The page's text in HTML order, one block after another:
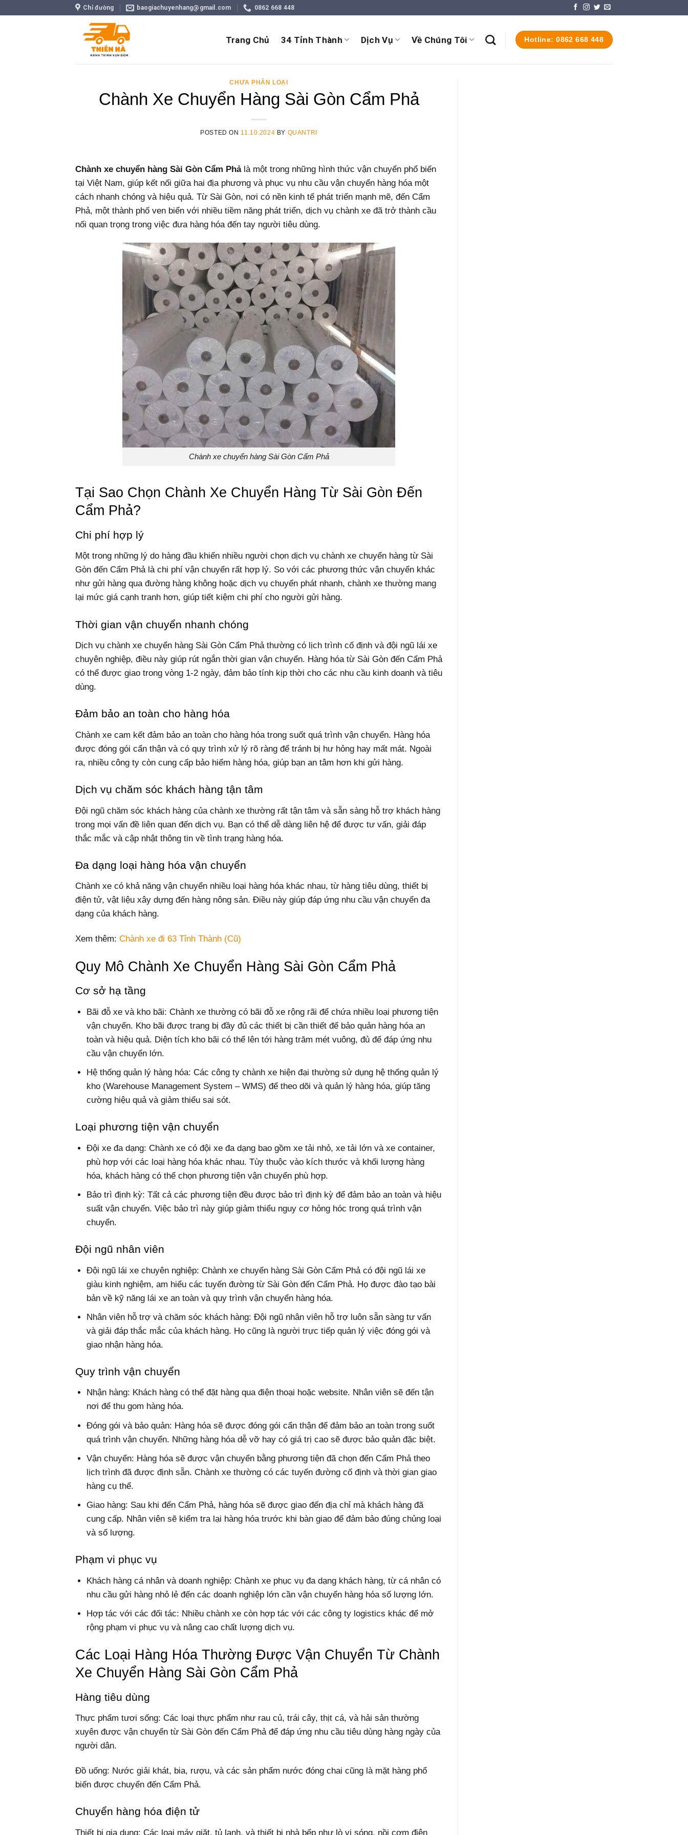
Chỉ đường baogiachuyenhang@gmail.com 0862 668 448
Trang Chủ 34 Tỉnh Thành Dịch Vụ Về Chúng Tôi Hotline: 0862 668 448
CHƯA PHÂN LOẠI
Chành Xe Chuyển Hàng Sài Gòn Cẩm Phả
POSTED ON 11.10.2024 BY QUANTRI
Chành xe chuyển hàng Sài Gòn Cẩm Phảlà một trong những hình thức vận chuyển phổ biến
tại Việt Nam, giúp kết nối giữa hai địa phương và phục vụ nhu cầu vận chuyển hàng hóa một
cách nhanh chóng và hiệu quả. Từ Sài Gòn, nơi có nền kinh tế phát triển mạnh mẽ, đến Cẩm
Phả, một thành phố ven biển với nhiều tiềm năng phát triển, dịch vụ chành xe đã trở thành cầu
nối quan trọng trong việc đưa hàng hóa đến tay người tiêu dùng.
Chành xe chuyển hàng Sài Gòn Cẩm Phả
Tại Sao Chọn Chành Xe Chuyển Hàng Từ Sài Gòn Đến
Cẩm Phả?
Chi phí hợp lý
Một trong những lý do hàng đầu khiến nhiều người chọn dịch vụ chành xe chuyển hàng từ Sài
Gòn đến Cẩm Phả là chi phí vận chuyển rất hợp lý. So với các phương thức vận chuyển khác
như gửi hàng qua đường hàng không hoặc dịch vụ chuyển phát nhanh, chành xe thường mang
lại mức giá cạnh tranh hơn, giúp tiết kiệm chi phí cho người gửi hàng.
Thời gian vận chuyển nhanh chóng
Dịch vụ chành xe chuyển hàng Sài Gòn Cẩm Phả thường có lịch trình cố định và đội ngũ lái xe
chuyên nghiệp, điều này giúp rút ngắn thời gian vận chuyển. Hàng hóa từ Sài Gòn đến Cẩm Phả
có thể được giao trong vòng 1-2 ngày, đảm bảo tính kịp thời cho các nhu cầu kinh doanh và tiêu
dùng.
Đảm bảo an toàn cho hàng hóa
Chành xe cam kết đảm bảo an toàn cho hàng hóa trong suốt quá trình vận chuyển. Hàng hóa
được đóng gói cẩn thận và có quy trình xử lý rõ ràng để tránh bị hư hỏng hay mất mát. Ngoài
ra, nhiều công ty còn cung cấp bảo hiểm hàng hóa, giúp bạn an tâm hơn khi gửi hàng.
Dịch vụ chăm sóc khách hàng tận tâm
Đội ngũ chăm sóc khách hàng của chành xe thường rất tận tâm và sẵn sàng hỗ trợ khách hàng
trong mọi vấn đề liên quan đến dịch vụ. Bạn có thể dễ dàng liên hệ để được tư vấn, giải đáp
thắc mắc và cập nhật thông tin về tình trạng hàng hóa.
Đa dạng loại hàng hóa vận chuyển
Chành xe có khả năng vận chuyển nhiều loại hàng hóa khác nhau, từ hàng tiêu dùng, thiết bị
điện tử, vật liệu xây dựng đến hàng nông sản. Điều này giúp đáp ứng nhu cầu vận chuyển đa
dạng của khách hàng.
Xem thêm: Chành xe đi 63 Tỉnh Thành (Cũ)
Quy Mô Chành Xe Chuyển Hàng Sài Gòn Cẩm Phả
Cơ sở hạ tầng
Bãi đỗ xe và kho bãi: Chành xe thường có bãi đỗ xe rộng rãi để chứa nhiều loại phương tiện
vận chuyển. Kho bãi được trang bị đầy đủ các thiết bị cần thiết để bảo quản hàng hóa an
toàn và hiệu quả. Diện tích kho bãi có thể lên tới hàng trăm mét vuông, đủ để đáp ứng nhu
cầu vận chuyển lớn.
Hệ thống quản lý hàng hóa: Các công ty chành xe hiện đại thường sử dụng hệ thống quản lý
kho (Warehouse Management System – WMS) để theo dõi và quản lý hàng hóa, giúp tăng
cường hiệu quả và giảm thiểu sai sót.
Loại phương tiện vận chuyển
Đội xe đa dạng: Chành xe có đội xe đa dạng bao gồm xe tải nhỏ, xe tải lớn và xe container,
phù hợp với các loại hàng hóa khác nhau. Tùy thuộc vào kích thước và khối lượng hàng
hóa, khách hàng có thể chọn phương tiện vận chuyển phù hợp.
Bảo trì định kỳ: Tất cả các phương tiện đều được bảo trì định kỳ để đảm bảo an toàn và hiệu
suất vận chuyển. Việc bảo trì này giúp giảm thiểu nguy cơ hỏng hóc trong quá trình vận
chuyển.
Đội ngũ nhân viên
Đội ngũ lái xe chuyên nghiệp: Chành xe chuyển hàng Sài Gòn Cẩm Phả có đội ngũ lái xe
giàu kinh nghiệm, am hiểu các tuyến đường từ Sài Gòn đến Cẩm Phả. Họ được đào tạo bài
bản về kỹ năng lái xe an toàn và quy trình vận chuyển hàng hóa.
Nhân viên hỗ trợ và chăm sóc khách hàng: Đội ngũ nhân viên hỗ trợ luôn sẵn sàng tư vấn
và giải đáp thắc mắc của khách hàng. Họ cũng là người trực tiếp quản lý việc đóng gói và
giao nhận hàng hóa.
Quy trình vận chuyển
Nhận hàng: Khách hàng có thể đặt hàng qua điện thoại hoặc website. Nhân viên sẽ đến tận
nơi để thu gom hàng hóa.
Đóng gói và bảo quản: Hàng hóa sẽ được đóng gói cẩn thận để đảm bảo an toàn trong suốt
quá trình vận chuyển. Những hàng hóa dễ vỡ hay có giá trị cao sẽ được bảo quản đặc biệt.
Vận chuyển: Hàng hóa sẽ được vận chuyển bằng phương tiện đã chọn đến Cẩm Phả theo
lịch trình đã được định sẵn. Chành xe thường có các tuyến đường cố định và thời gian giao
hàng cụ thể.
Giao hàng: Sau khi đến Cẩm Phả, hàng hóa sẽ được giao đến địa chỉ mà khách hàng đã
cung cấp. Nhân viên sẽ kiểm tra lại hàng hóa trước khi bàn giao để đảm bảo đúng chủng loại
và số lượng.
Phạm vi phục vụ
Khách hàng cá nhân và doanh nghiệp: Chành xe phục vụ đa dạng khách hàng, từ cá nhân có
nhu cầu gửi hàng nhỏ lẻ đến các doanh nghiệp lớn cần vận chuyển hàng hóa số lượng lớn.
Hợp tác với các đối tác: Nhiều chành xe còn hợp tác với các công ty logistics khác để mở
rộng phạm vi phục vụ và nâng cao chất lượng dịch vụ.
Các Loại Hàng Hóa Thường Được Vận Chuyển Từ Chành
Xe Chuyển Hàng Sài Gòn Cẩm Phả
Hàng tiêu dùng
Thực phẩm tươi sống: Các loại thực phẩm như rau củ, trái cây, thịt cá, và hải sản thường
xuyên được vận chuyển từ Sài Gòn đến Cẩm Phả để đáp ứng nhu cầu tiêu dùng hàng ngày của
người dân.
Đồ uống: Nước giải khát, bia, rượu, và các sản phẩm nước đóng chai cũng là mặt hàng phổ
biến được chuyển đến Cẩm Phả.
Chuyển hàng hóa điện tử
Thiết bị gia dụng: Các loại máy giặt, tủ lạnh, và thiết bị nhà bếp như lò vi sóng, nồi cơm điện